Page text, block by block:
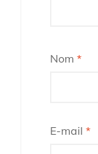
Nom *
E-mail *